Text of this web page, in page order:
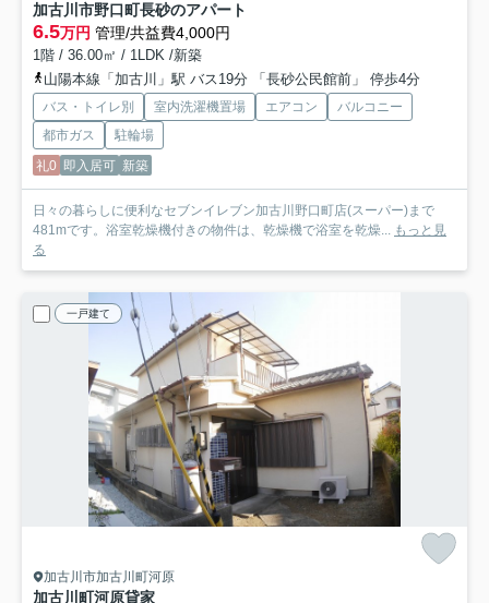
加古川市野口町長砂のアパート
6.5万円 管理/共益費4,000円
1階 / 36.00㎡ / 1LDK /新築
山陽本線「加古川」駅 バス19分 「長砂公民館前」 停歩4分
バス・トイレ別 室内洗濯機置場 エアコン
バルコニー
都市ガス
駐輪場
礼0 即入居可 新築
日々の暮らしに便利なセブンイレブン加古川野口町店(スーパー)まで
481mです。浴室乾燥機付きの物件は、乾燥機で浴室を乾燥... もっと見
る
一戸建て
加古川市加古川町河原
加古川町河原貸家